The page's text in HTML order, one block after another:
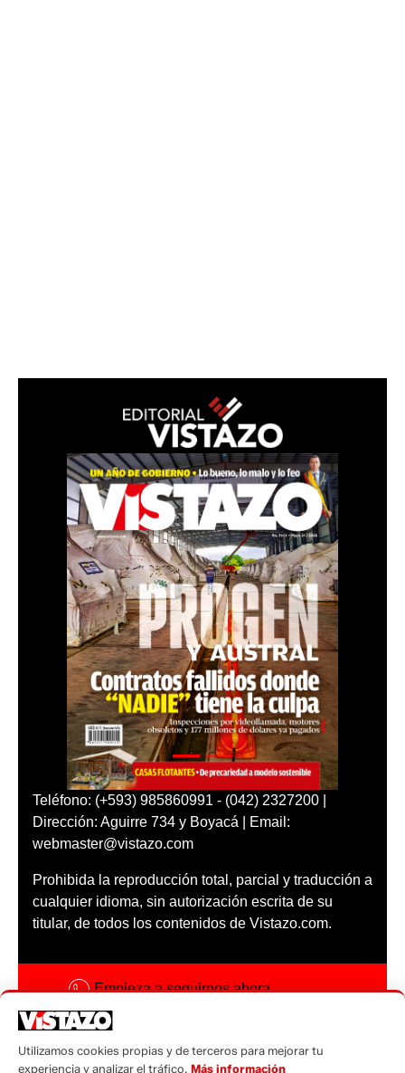
Teléfono: (+593) 985860991 - (042) 2327200 |
Dirección: Aguirre 734 y Boyacá | Email:
webmaster@vistazo.com
Prohibida la reproducción total, parcial y traducción a
cualquier idioma, sin autorización escrita de su
titular, de todos los contenidos de Vistazo.com.
Empieza a seguirnos ahora
Código ética
Utilizamos cookies propias y de terceros para mejorar tu
experiencia y analizar el tráfico. Más información